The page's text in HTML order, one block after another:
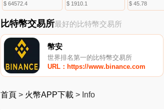
$ 64572.4 $ 1910.1 $ 45.78
比特幣交易所最好的比特幣交易所
幣安
世界排名第一的比特幣交易所
URL：https://www.binance.com
首頁 > 火幣APP下載 > Info